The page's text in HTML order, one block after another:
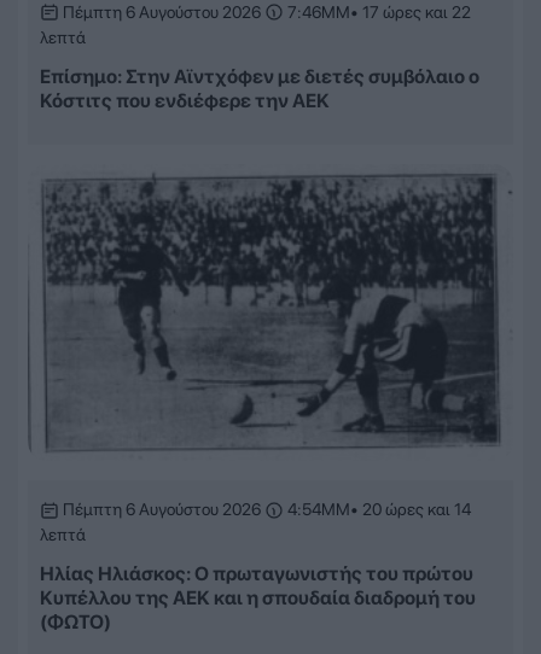
Πέμπτη 6 Αυγούστου 2026 7:46ΜΜ• 17 ώρες και 22
λεπτά
Επίσημο: Στην Αϊντχόφεν με διετές συμβόλαιο ο
Κόστιτς που ενδιέφερε την ΑΕΚ
Πέμπτη 6 Αυγούστου 2026 4:54ΜΜ• 20 ώρες και 14
λεπτά
Ηλίας Ηλιάσκος: Ο πρωταγωνιστής του πρώτου
Κυπέλλου της ΑΕΚ και η σπουδαία διαδρομή του
(ΦΩΤΟ)